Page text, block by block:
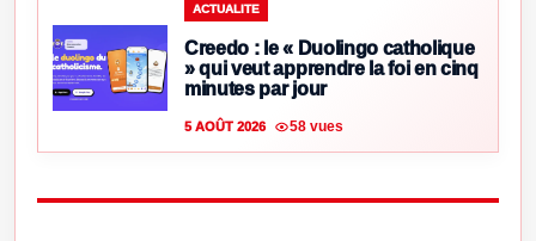
ACTUALITE
Creedo : le « Duolingo catholique
» qui veut apprendre la foi en cinq
minutes par jour
5 AOÛT 2026 58 vues